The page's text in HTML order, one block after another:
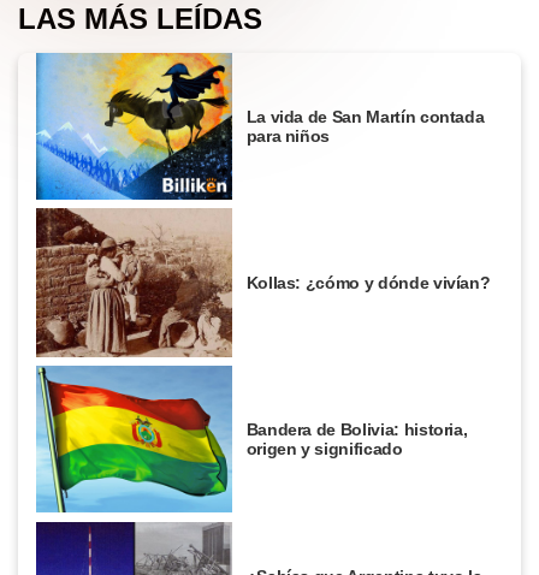
LAS MÁS LEÍDAS
La vida de San Martín contada
para niños
Kollas: ¿cómo y dónde vivían?
Bandera de Bolivia: historia,
origen y significado